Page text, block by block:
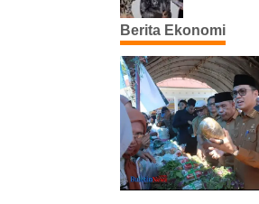
Putusan MK
Berita Ekonomi